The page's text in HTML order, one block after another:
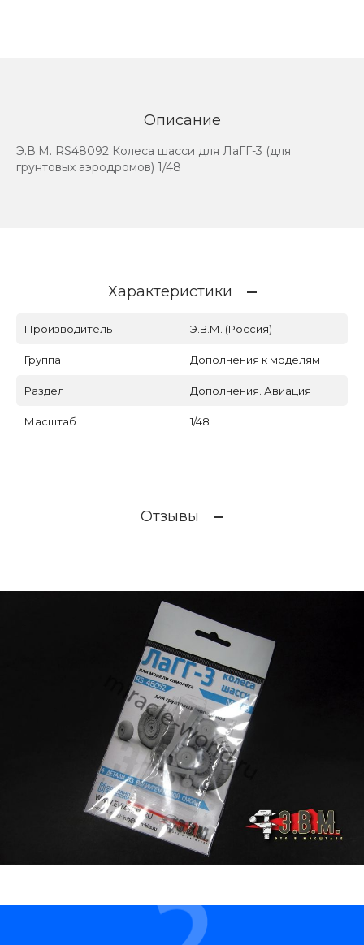
Описание
Э.В.М. RS48092 Колеса шасси для ЛаГГ-3 (для
грунтовых аэродромов) 1/48
Характеристики
Производитель Э.В.М. (Россия)
Группа Дополнения к моделям
Раздел Дополнения. Авиация
Масштаб 1/48
Отзывы